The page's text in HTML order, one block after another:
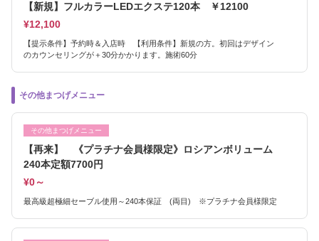
【新規】フルカラーLEDエクステ120本 ￥12100
¥12,100
【提示条件】予約時＆入店時 【利用条件】新規の方。初回はデザイン
のカウンセリングが＋30分かかります。施術60分
その他まつげメニュー
その他まつげメニュー
【再来】 《プラチナ会員様限定》ロシアンボリューム
240本定額7700円
¥0～
最高級超極細セーブル使用～240本保証 (両目) ※プラチナ会員様限定